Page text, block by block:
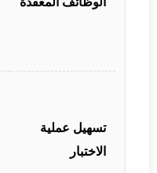
تسهيل عملية
الاختبار